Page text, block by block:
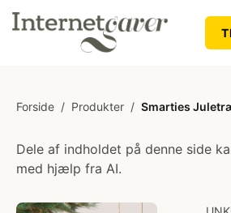
Forside / Produkter / Smarties
Dele af indholdet på denne side
med hjælp fra AI.